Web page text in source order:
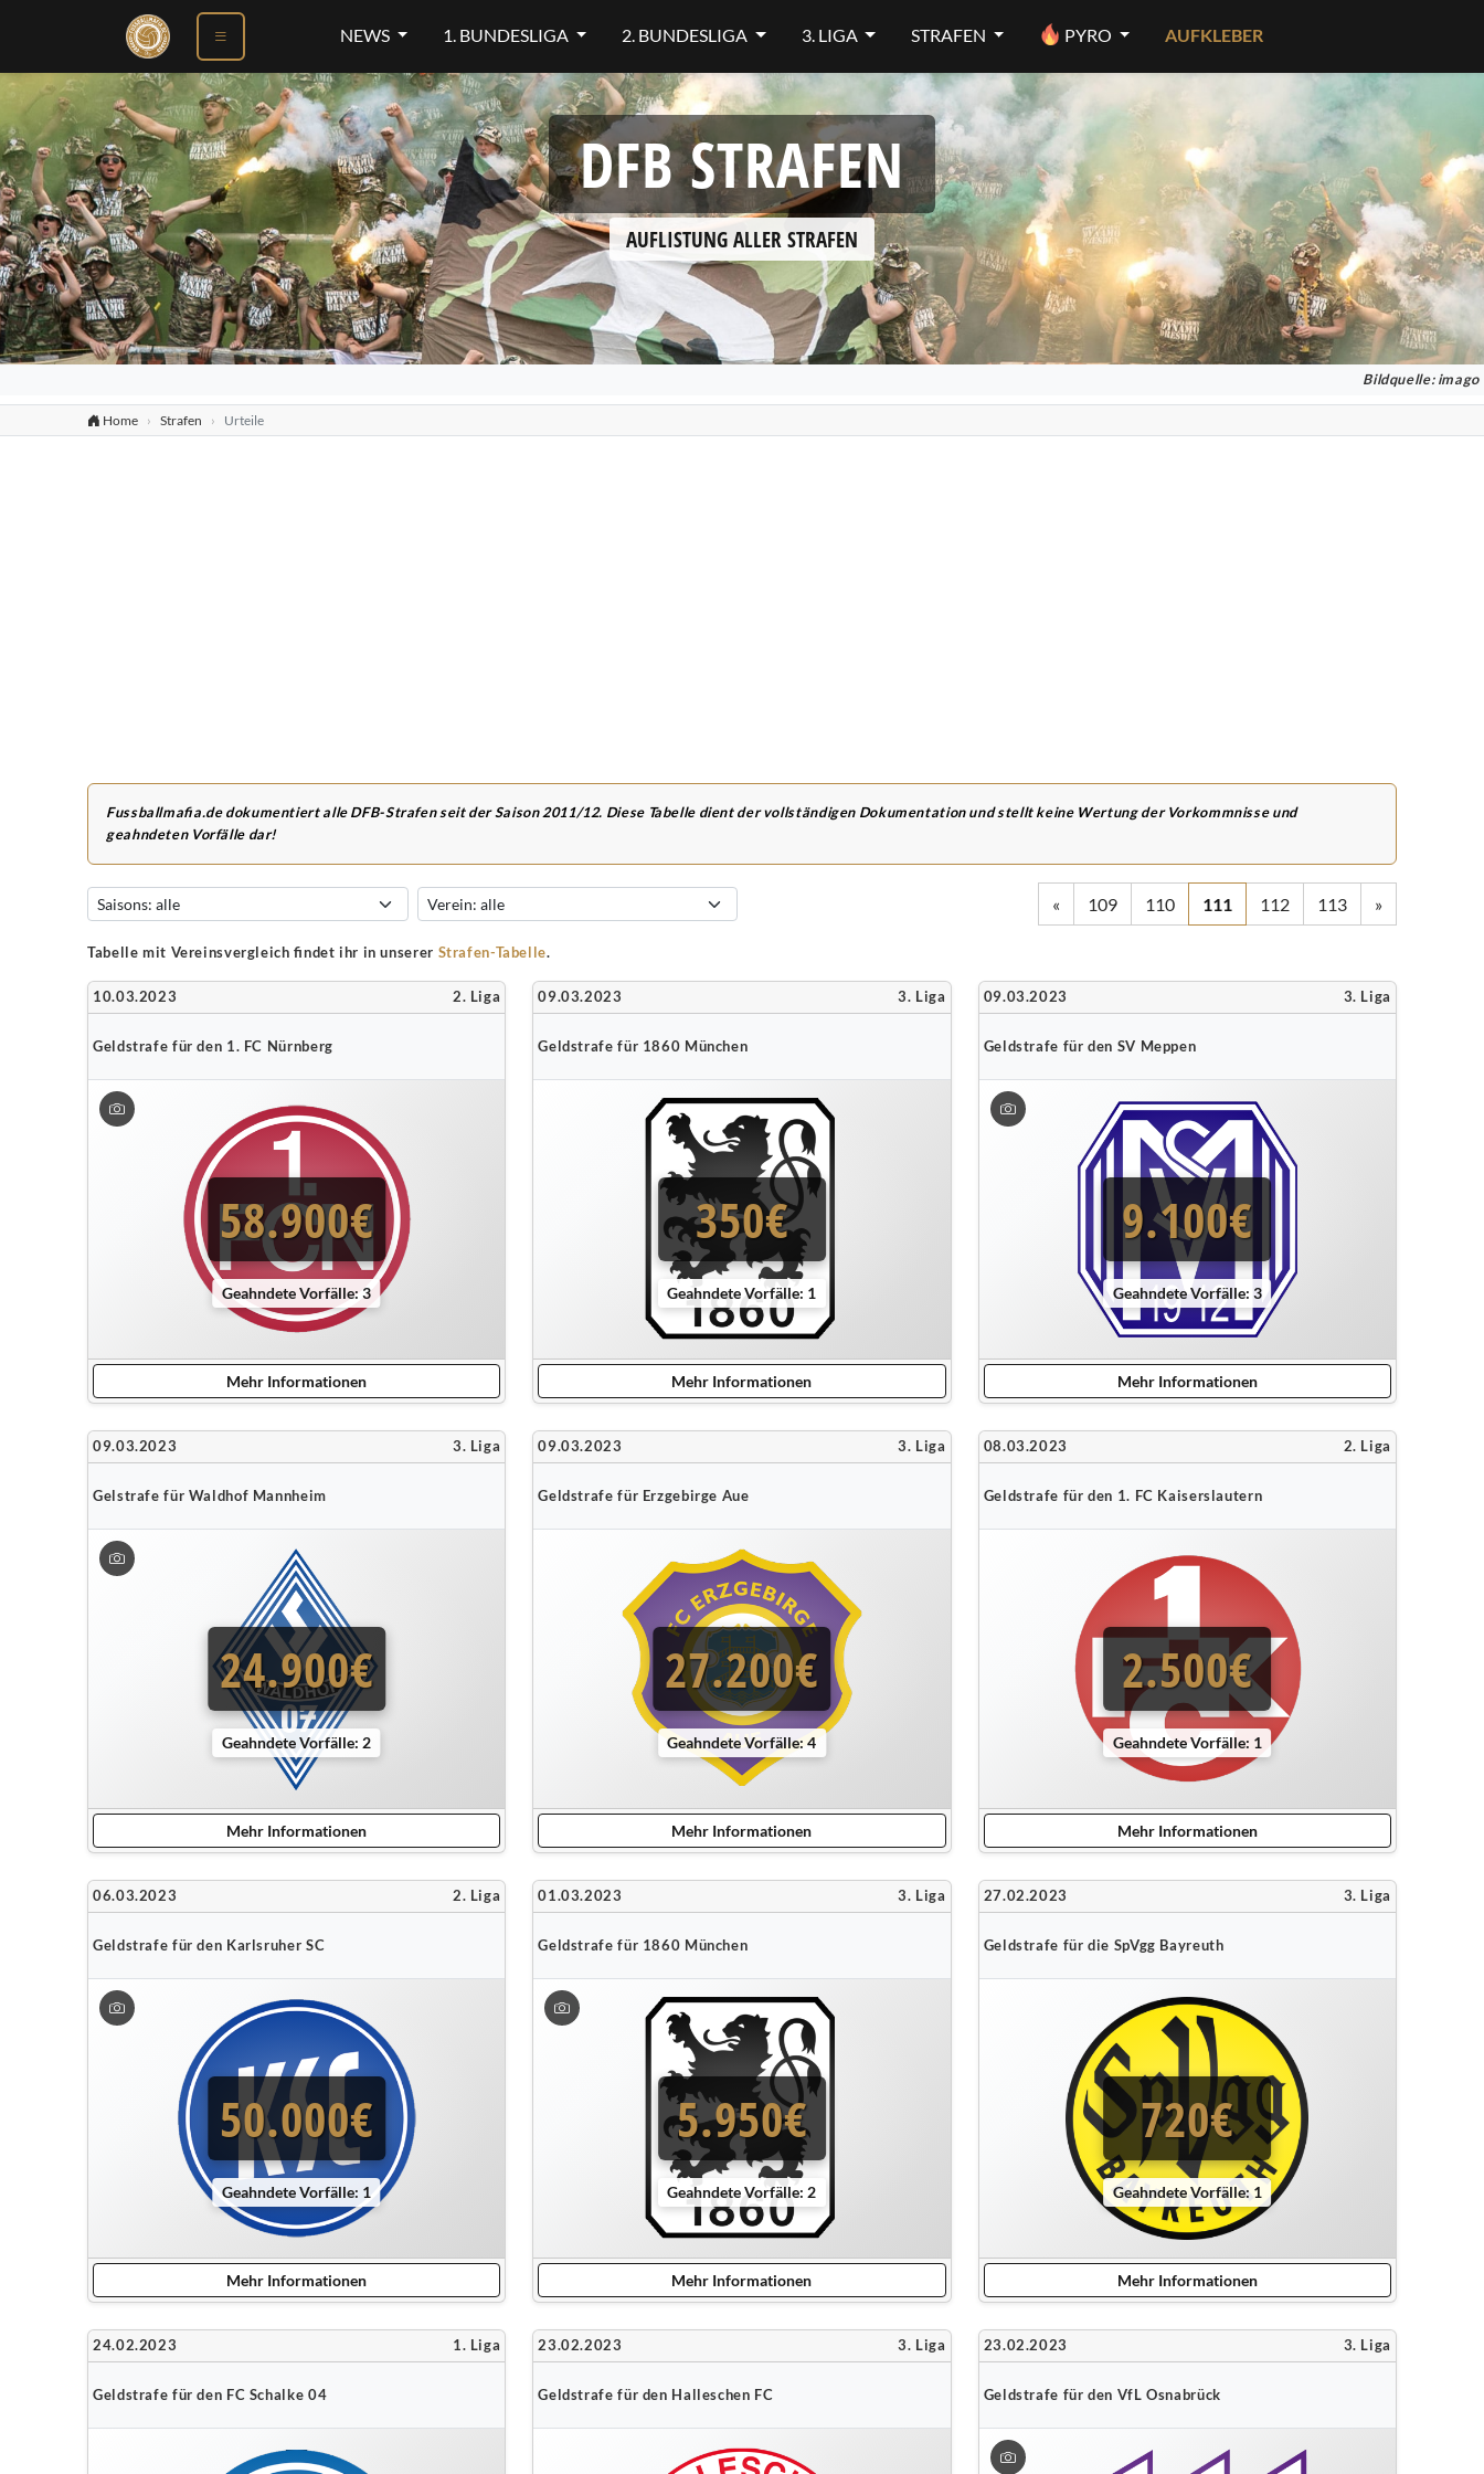
NEWS 1. BUNDESLIGA 2. BUNDESLIGA 3. LIGA STRAFEN PYRO AUFKLEBER
DFB STRAFEN
AUFLISTUNG ALLER STRAFEN
Bildquelle: imago
Home Strafen Urteile
Fussballmafia.de dokumentiert alle DFB-Strafen seit der Saison 2011/12. Diese Tabelle dient der vollständigen Dokumentation und stellt keine Wertung der Vorkommnisse und
geahndeten Vorfälle dar!
« 109 110 111 112 113 »
Tabelle mit Vereinsvergleich findet ihr in unserer Strafen-Tabelle.
10.03.2023 2. Liga
Geldstrafe für den 1. FC Nürnberg
58.900€
Geahndete Vorfälle: 3
Mehr Informationen
09.03.2023 3. Liga
Geldstrafe für 1860 München
350€
Geahndete Vorfälle: 1
Mehr Informationen
09.03.2023 3. Liga
Geldstrafe für den SV Meppen
9.100€
Geahndete Vorfälle: 3
Mehr Informationen
09.03.2023 3. Liga
Gelstrafe für Waldhof Mannheim
24.900€
Geahndete Vorfälle: 2
Mehr Informationen
09.03.2023 3. Liga
Geldstrafe für Erzgebirge Aue
27.200€
Geahndete Vorfälle: 4
Mehr Informationen
08.03.2023 2. Liga
Geldstrafe für den 1. FC Kaiserslautern
2.500€
Geahndete Vorfälle: 1
Mehr Informationen
06.03.2023 2. Liga
Geldstrafe für den Karlsruher SC
50.000€
Geahndete Vorfälle: 1
Mehr Informationen
01.03.2023 3. Liga
Geldstrafe für 1860 München
5.950€
Geahndete Vorfälle: 2
Mehr Informationen
27.02.2023 3. Liga
Geldstrafe für die SpVgg Bayreuth
720€
Geahndete Vorfälle: 1
Mehr Informationen
24.02.2023 1. Liga
Geldstrafe für den FC Schalke 04
23.02.2023 3. Liga
Geldstrafe für den Halleschen FC
23.02.2023 3. Liga
Geldstrafe für den VfL Osnabrück